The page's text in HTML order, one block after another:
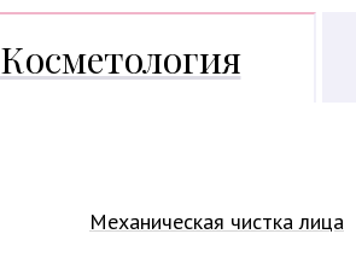
Косметология
Механическая чистка лица